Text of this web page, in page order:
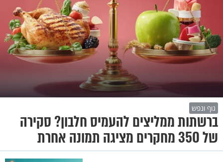
גוף ונפש
ברשתות ממליצים להעמיס חלבון? סקירה
של 350 מחקרים מציגה תמונה אחרת